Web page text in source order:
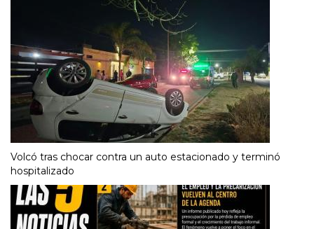
Volcó tras chocar contra un auto estacionado y terminó
hospitalizado